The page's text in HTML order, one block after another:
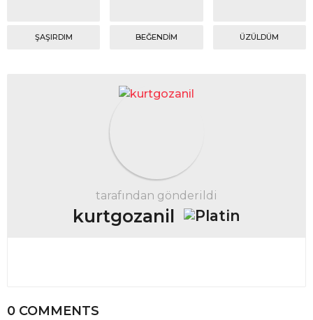
ŞAŞIRDIM BEĞENDIM ÜZÜLDÜM
tarafından gönderildi
kurtgozanil
0 COMMENTS